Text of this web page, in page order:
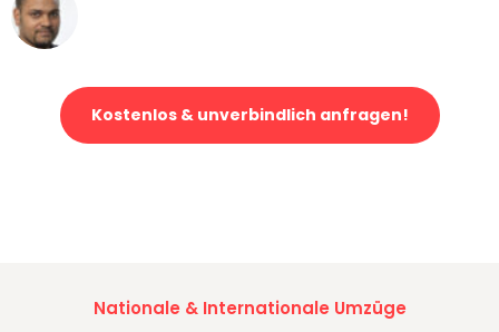
Kostenlos & unverbindlich anfragen!
Nationale & Internationale Umzüge